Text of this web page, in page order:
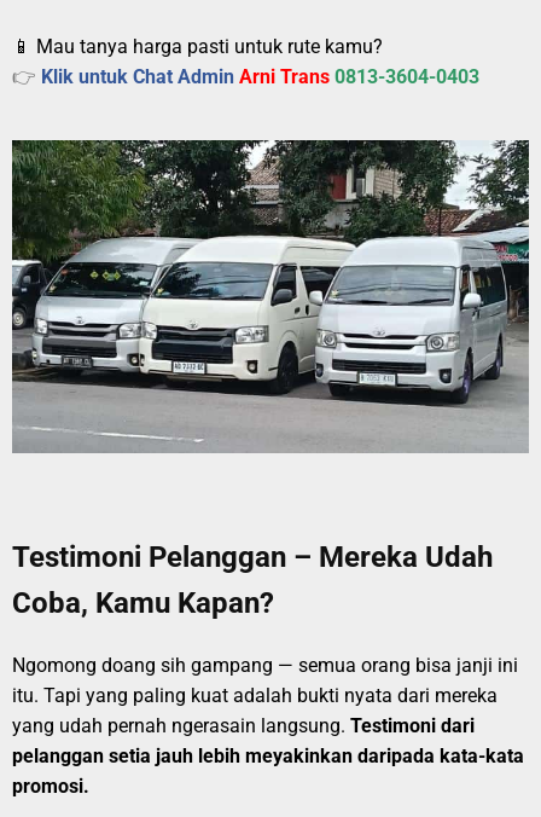
📱 Mau tanya harga pasti untuk rute kamu?
👉 Klik untuk Chat Admin Arni Trans 0813-3604-0403
Testimoni Pelanggan – Mereka Udah
Coba, Kamu Kapan?
Ngomong doang sih gampang — semua orang bisa janji ini
itu. Tapi yang paling kuat adalah bukti nyata dari mereka
yang udah pernah ngerasain langsung. Testimoni dari
pelanggan setia jauh lebih meyakinkan daripada kata-kata
promosi.